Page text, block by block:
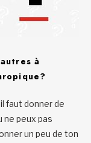
à
faut donner de
ne peux pas
un peu de ton